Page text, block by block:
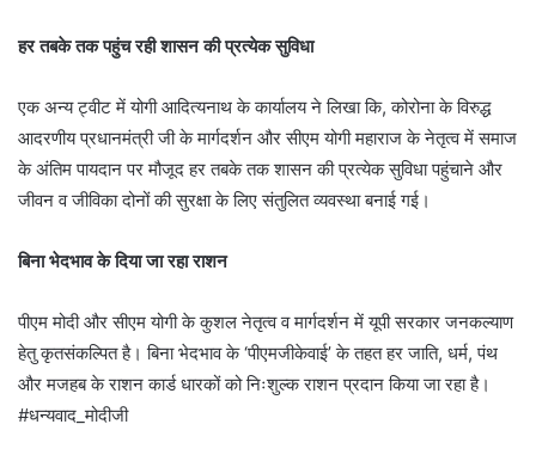
हर तबके तक पहुंच रही शासन की प्रत्येक सुविधा
एक अन्य ट्वीट में योगी आदित्यनाथ के कार्यालय ने लिखा कि, कोरोना के विरुद्ध
आदरणीय प्रधानमंत्री जी के मार्गदर्शन और सीएम योगी महाराज के नेतृत्व में समाज
के अंतिम पायदान पर मौजूद हर तबके तक शासन की प्रत्येक सुविधा पहुंचाने और
जीवन व जीविका दोनों की सुरक्षा के लिए संतुलित व्यवस्था बनाई गई।
बिना भेदभाव के दिया जा रहा राशन
पीएम मोदी और सीएम योगी के कुशल नेतृत्व व मार्गदर्शन में यूपी सरकार जनकल्याण
हेतु कृतसंकल्पित है। बिना भेदभाव के ‘पीएमजीकेवाई’ के तहत हर जाति, धर्म, पंथ
और मजहब के राशन कार्ड धारकों को निःशुल्क राशन प्रदान किया जा रहा है।
#धन्यवाद_मोदीजी